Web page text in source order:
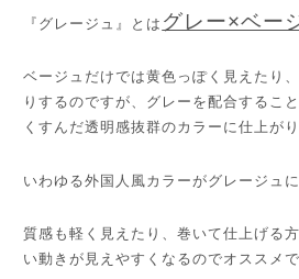
『グレージュ』とは グレー×ベー
ベージュだけでは黄色っぽく見えたり
りするのですが、グレーを配合するこ
くすんだ透明感抜群のカラーに仕上が
いわゆる外国人風カラーがグレージュ
質感も軽く見えたり、巻いて仕上げる
い動きが見えやすくなるのでオススメで